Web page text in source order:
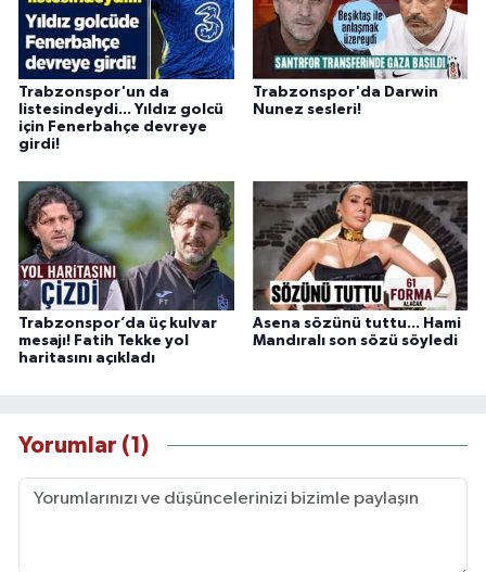
Trabzonspor'un da
listesindeydi... Yıldız golcü
için Fenerbahçe devreye
girdi!
Trabzonspor'da Darwin
Nunez sesleri!
Trabzonspor’da üç kulvar
mesajı! Fatih Tekke yol
haritasını açıkladı
Asena sözünü tuttu... Hami
Mandıralı son sözü söyledi
Yorumlar (1)